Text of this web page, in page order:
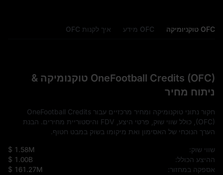
OFC טוקניומיקה OFC מידע איך לקנות OFC
OneFootball Credits (OFC) טוקנומיקה &
ניתוח מחיר
חקור נתוני טוקנומיקה ומחיר מרכזיים עבור OneFootball Credits
(OFC), כולל שווי שוק, פרטי היצע, FDV והיסטוריית מחירים. הבנת
הערך הנוכחי של האסימון ואת מיקומו בשוק במבט חטוף.
שווי שוק:
$ 1.58M
ההיצע הכולל:
$ 1.00B
אספקה במחזור:
$ 161.27M